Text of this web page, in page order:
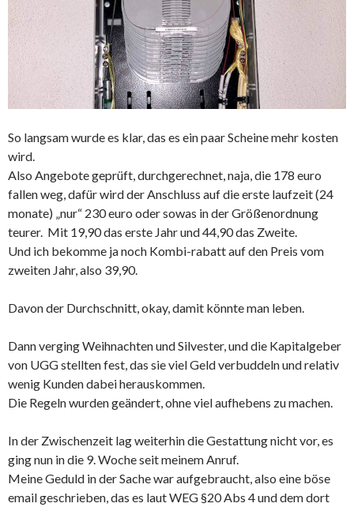
So langsam wurde es klar, das es ein paar Scheine mehr kosten
wird.
Also Angebote geprüft, durchgerechnet, naja, die 178 euro
fallen weg, dafür wird der Anschluss auf die erste laufzeit (24
monate) „nur“ 230 euro oder sowas in der Größenordnung
teurer. Mit 19,90 das erste Jahr und 44,90 das Zweite.
Und ich bekomme ja noch Kombi-rabatt auf den Preis vom
zweiten Jahr, also 39,90.
Davon der Durchschnitt, okay, damit könnte man leben.
Dann verging Weihnachten und Silvester, und die Kapitalgeber
von UGG stellten fest, das sie viel Geld verbuddeln und relativ
wenig Kunden dabei herauskommen.
Die Regeln wurden geändert, ohne viel aufhebens zu machen.
In der Zwischenzeit lag weiterhin die Gestattung nicht vor, es
ging nun in die 9. Woche seit meinem Anruf.
Meine Geduld in der Sache war aufgebraucht, also eine böse
email geschrieben, das es laut WEG §20 Abs 4 und dem dort